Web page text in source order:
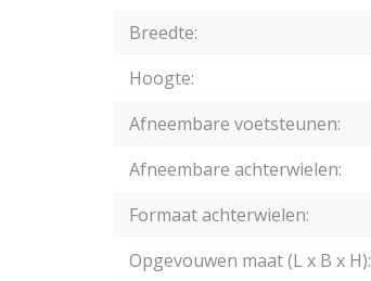
Breedte:
Hoogte:
Afneembare voetsteunen:
Afneembare achterwielen:
Formaat achterwielen:
Opgevouwen maat (L x B x H):